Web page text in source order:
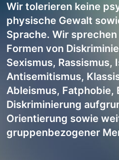
Wir tolerieren keine
physische Gewalt
Sprache. Wir
Formen von
Sexismus, Rassismus,
Antisemitismus,
Ableismus, Fatphobie,
Diskriminierung
Orientierung sowie
gruppenbezogener